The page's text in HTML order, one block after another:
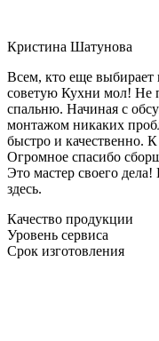
Кристина Шатунова
Всем, кто еще выбирает
советую Кухни мол! Не
спальню. Начиная с
монтажом никаких
быстро и качественно.
Огромное спасибо
Это мастер своего дела!
здесь.
Качество продукции
Уровень сервиса
Срок изготовления